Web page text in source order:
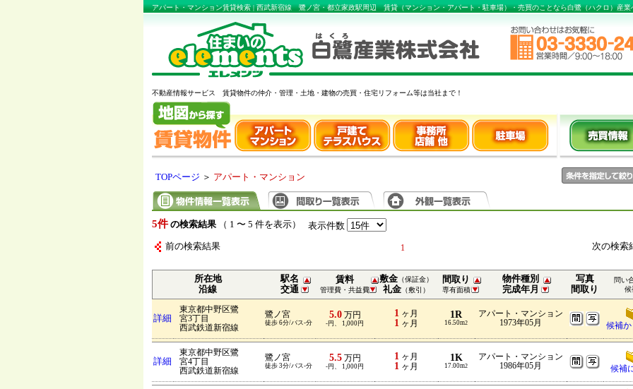
アパート・マンション賃貸検索 | 西武新宿線 鷺ノ宮・都立家政駅周辺 賃貸（マンション・アパート・駐車場）・売買のことなら白鷺（ハクロ）産業
不動産情報サービス 賃貸物件の仲介・管理・土地・建物の売買・住宅リフォーム等は当社まで！
TOPページ ＞ アパート・マンション
5件 の検索結果（ 1 〜 5 件を表示） 表示件数
前の検索結果 1 次の検
所在地
沿線
駅名
交通
賃料
管理費・共益費
敷金（保証金）
礼金（敷引）
間取り
専有面積
物件種別
完成年月
写真
間取り
問い
候
詳細
東京都中野区鷺
宮3丁目
西武鉄道新宿線
鷺ノ宮
徒歩 6分/バス-分
5.0万円
-円、 1,000円
1 ヶ月
1 ヶ月
1R
16.50m2
アパート・マンション
1973年05月
候補
詳細
東京都中野区鷺
宮4丁目
西武鉄道新宿線
鷺ノ宮
徒歩 3分/バス-分
5.5万円
-円、 1,000円
1 ヶ月
1 ヶ月
1K
17.00m2
アパート・マンション
1986年05月
候補